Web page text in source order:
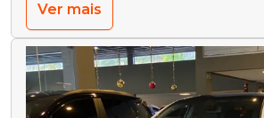
Ver mais